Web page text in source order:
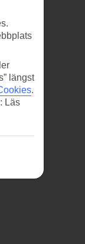
längst
.
Läs